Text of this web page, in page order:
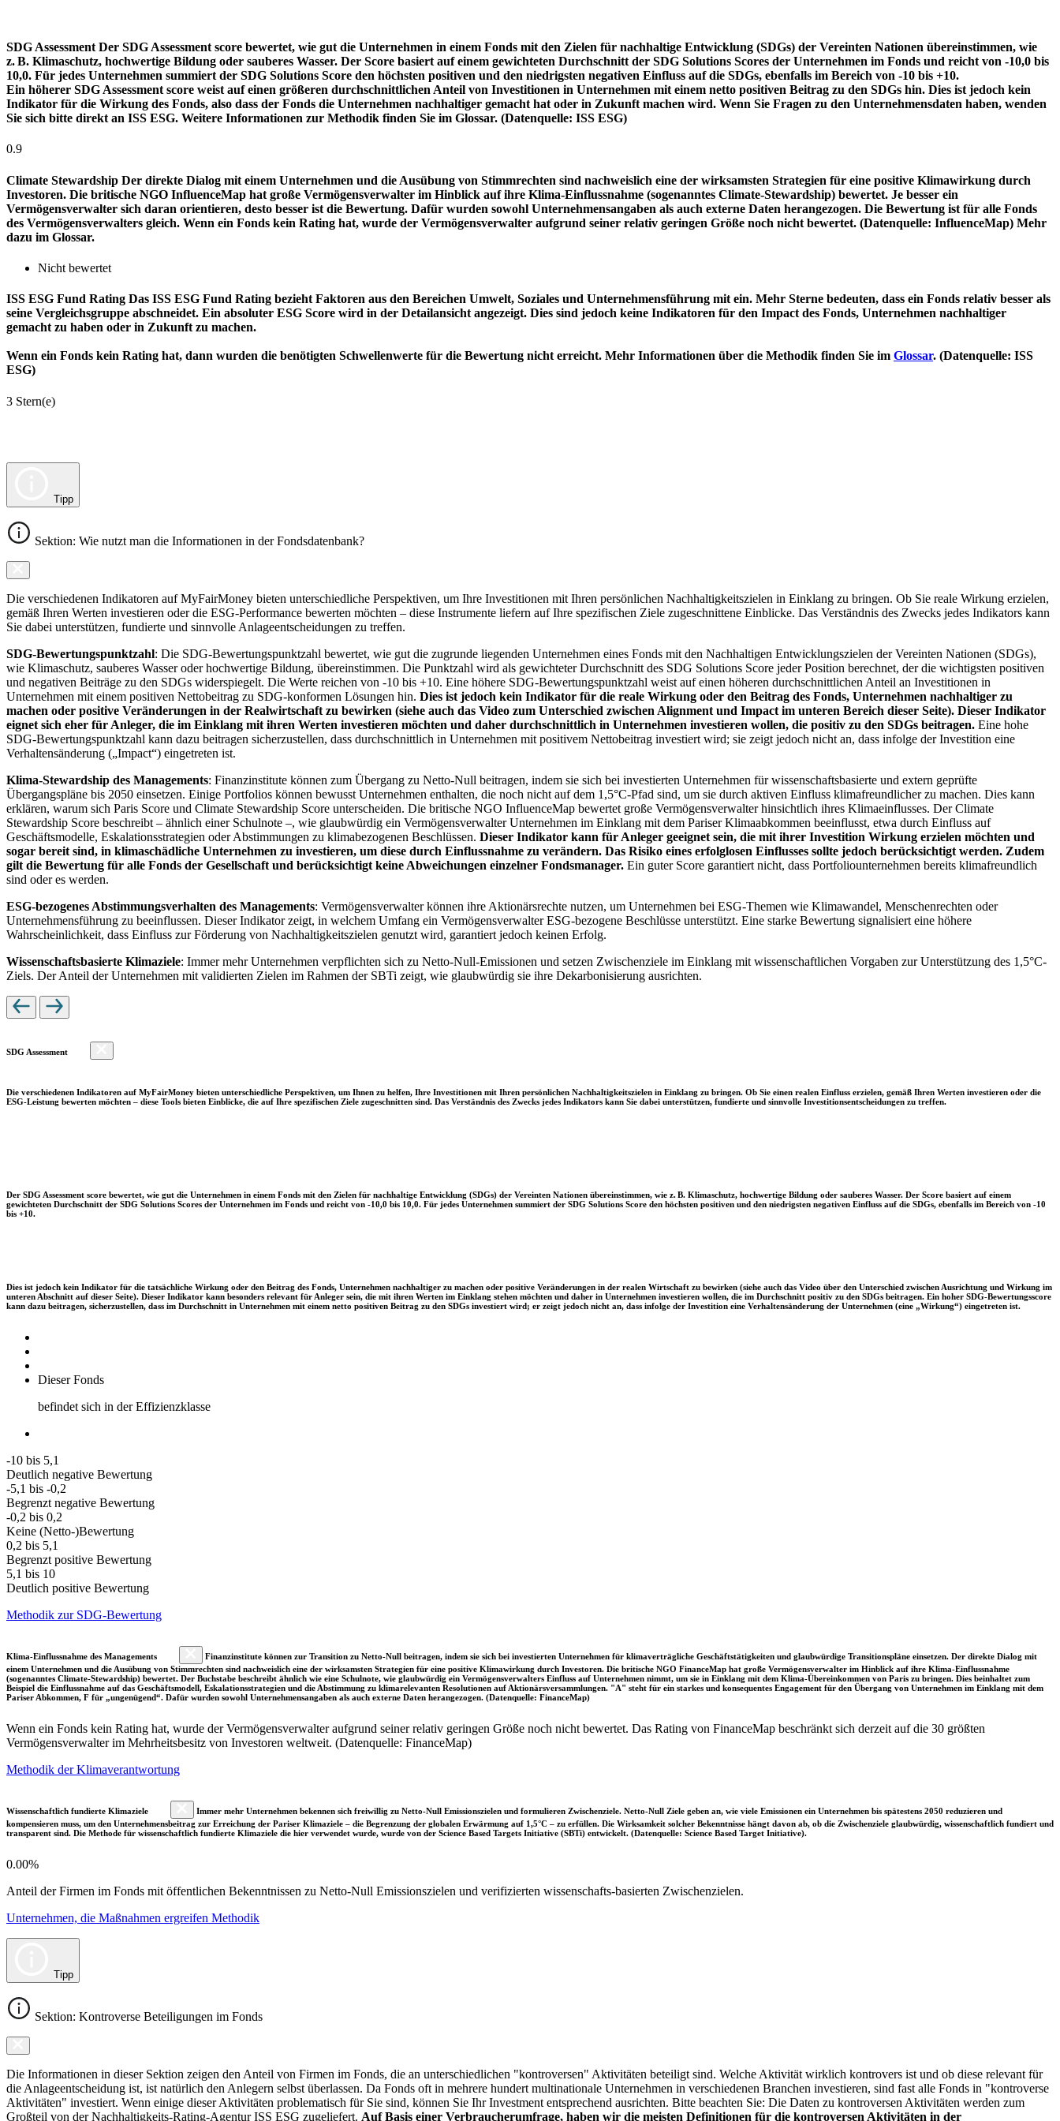
SDG Assessment Der SDG Assessment score bewertet, wie gut die Unternehmen in einem Fonds mit den Zielen für nachhaltige Entwicklung (SDGs) der Vereinten Nationen übereinstimmen, wie
z. B. Klimaschutz, hochwertige Bildung oder sauberes Wasser. Der Score basiert auf einem gewichteten Durchschnitt der SDG Solutions Scores der Unternehmen im Fonds und reicht von -10,0 bis
10,0. Für jedes Unternehmen summiert der SDG Solutions Score den höchsten positiven und den niedrigsten negativen Einfluss auf die SDGs, ebenfalls im Bereich von -10 bis +10.
Ein höherer SDG Assessment score weist auf einen größeren durchschnittlichen Anteil von Investitionen in Unternehmen mit einem netto positiven Beitrag zu den SDGs hin. Dies ist jedoch kein
Indikator für die Wirkung des Fonds, also dass der Fonds die Unternehmen nachhaltiger gemacht hat oder in Zukunft machen wird. Wenn Sie Fragen zu den Unternehmensdaten haben, wenden
Sie sich bitte direkt an ISS ESG. Weitere Informationen zur Methodik finden Sie im Glossar. (Datenquelle: ISS ESG)
0.9
Climate Stewardship Der direkte Dialog mit einem Unternehmen und die Ausübung von Stimmrechten sind nachweislich eine der wirksamsten Strategien für eine positive Klimawirkung durch
Investoren. Die britische NGO InfluenceMap hat große Vermögensverwalter im Hinblick auf ihre Klima-Einflussnahme (sogenanntes Climate-Stewardship) bewertet. Je besser ein
Vermögensverwalter sich daran orientieren, desto besser ist die Bewertung. Dafür wurden sowohl Unternehmensangaben als auch externe Daten herangezogen. Die Bewertung ist für alle Fonds
des Vermögensverwalters gleich. Wenn ein Fonds kein Rating hat, wurde der Vermögensverwalter aufgrund seiner relativ geringen Größe noch nicht bewertet. (Datenquelle: InfluenceMap) Mehr
dazu im Glossar.
Nicht bewertet
ISS ESG Fund Rating Das ISS ESG Fund Rating bezieht Faktoren aus den Bereichen Umwelt, Soziales und Unternehmensführung mit ein. Mehr Sterne bedeuten, dass ein Fonds relativ besser als
seine Vergleichsgruppe abschneidet. Ein absoluter ESG Score wird in der Detailansicht angezeigt. Dies sind jedoch keine Indikatoren für den Impact des Fonds, Unternehmen nachhaltiger
gemacht zu haben oder in Zukunft zu machen.
Wenn ein Fonds kein Rating hat, dann wurden die benötigten Schwellenwerte für die Bewertung nicht erreicht. Mehr Informationen über die Methodik finden Sie im Glossar. (Datenquelle: ISS
ESG)
3 Stern(e)
Tipp
Sektion: Wie nutzt man die Informationen in der Fondsdatenbank?
Die verschiedenen Indikatoren auf MyFairMoney bieten unterschiedliche Perspektiven, um Ihre Investitionen mit Ihren persönlichen Nachhaltigkeitszielen in Einklang zu bringen. Ob Sie reale Wirkung erzielen,
gemäß Ihren Werten investieren oder die ESG-Performance bewerten möchten – diese Instrumente liefern auf Ihre spezifischen Ziele zugeschnittene Einblicke. Das Verständnis des Zwecks jedes Indikators kann
Sie dabei unterstützen, fundierte und sinnvolle Anlageentscheidungen zu treffen.
SDG-Bewertungspunktzahl: Die SDG-Bewertungspunktzahl bewertet, wie gut die zugrunde liegenden Unternehmen eines Fonds mit den Nachhaltigen Entwicklungszielen der Vereinten Nationen (SDGs),
wie Klimaschutz, sauberes Wasser oder hochwertige Bildung, übereinstimmen. Die Punktzahl wird als gewichteter Durchschnitt des SDG Solutions Score jeder Position berechnet, der die wichtigsten positiven
und negativen Beiträge zu den SDGs widerspiegelt. Die Werte reichen von -10 bis +10. Eine höhere SDG-Bewertungspunktzahl weist auf einen höheren durchschnittlichen Anteil an Investitionen in
Unternehmen mit einem positiven Nettobeitrag zu SDG-konformen Lösungen hin. Dies ist jedoch kein Indikator für die reale Wirkung oder den Beitrag des Fonds, Unternehmen nachhaltiger zu
machen oder positive Veränderungen in der Realwirtschaft zu bewirken (siehe auch das Video zum Unterschied zwischen Alignment und Impact im unteren Bereich dieser Seite). Dieser Indikator
eignet sich eher für Anleger, die im Einklang mit ihren Werten investieren möchten und daher durchschnittlich in Unternehmen investieren wollen, die positiv zu den SDGs beitragen. Eine hohe
SDG-Bewertungspunktzahl kann dazu beitragen sicherzustellen, dass durchschnittlich in Unternehmen mit positivem Nettobeitrag investiert wird; sie zeigt jedoch nicht an, dass infolge der Investition eine
Verhaltensänderung („Impact“) eingetreten ist.
Klima-Stewardship des Managements: Finanzinstitute können zum Übergang zu Netto-Null beitragen, indem sie sich bei investierten Unternehmen für wissenschaftsbasierte und extern geprüfte
Übergangspläne bis 2050 einsetzen. Einige Portfolios können bewusst Unternehmen enthalten, die noch nicht auf dem 1,5°C-Pfad sind, um sie durch aktiven Einfluss klimafreundlicher zu machen. Dies kann
erklären, warum sich Paris Score und Climate Stewardship Score unterscheiden. Die britische NGO InfluenceMap bewertet große Vermögensverwalter hinsichtlich ihres Klimaeinflusses. Der Climate
Stewardship Score beschreibt – ähnlich einer Schulnote –, wie glaubwürdig ein Vermögensverwalter Unternehmen im Einklang mit dem Pariser Klimaabkommen beeinflusst, etwa durch Einfluss auf
Geschäftsmodelle, Eskalationsstrategien oder Abstimmungen zu klimabezogenen Beschlüssen. Dieser Indikator kann für Anleger geeignet sein, die mit ihrer Investition Wirkung erzielen möchten und
sogar bereit sind, in klimaschädliche Unternehmen zu investieren, um diese durch Einflussnahme zu verändern. Das Risiko eines erfolglosen Einflusses sollte jedoch berücksichtigt werden. Zudem
gilt die Bewertung für alle Fonds der Gesellschaft und berücksichtigt keine Abweichungen einzelner Fondsmanager. Ein guter Score garantiert nicht, dass Portfoliounternehmen bereits klimafreundlich
sind oder es werden.
ESG-bezogenes Abstimmungsverhalten des Managements: Vermögensverwalter können ihre Aktionärsrechte nutzen, um Unternehmen bei ESG-Themen wie Klimawandel, Menschenrechten oder
Unternehmensführung zu beeinflussen. Dieser Indikator zeigt, in welchem Umfang ein Vermögensverwalter ESG-bezogene Beschlüsse unterstützt. Eine starke Bewertung signalisiert eine höhere
Wahrscheinlichkeit, dass Einfluss zur Förderung von Nachhaltigkeitszielen genutzt wird, garantiert jedoch keinen Erfolg.
Wissenschaftsbasierte Klimaziele: Immer mehr Unternehmen verpflichten sich zu Netto-Null-Emissionen und setzen Zwischenziele im Einklang mit wissenschaftlichen Vorgaben zur Unterstützung des 1,5°C-
Ziels. Der Anteil der Unternehmen mit validierten Zielen im Rahmen der SBTi zeigt, wie glaubwürdig sie ihre Dekarbonisierung ausrichten.
SDG Assessment
Die verschiedenen Indikatoren auf MyFairMoney bieten unterschiedliche Perspektiven, um Ihnen zu helfen, Ihre Investitionen mit Ihren persönlichen Nachhaltigkeitszielen in Einklang zu bringen. Ob Sie einen realen Einfluss erzielen, gemäß Ihren Werten investieren oder die
ESG-Leistung bewerten möchten – diese Tools bieten Einblicke, die auf Ihre spezifischen Ziele zugeschnitten sind. Das Verständnis des Zwecks jedes Indikators kann Sie dabei unterstützen, fundierte und sinnvolle Investitionsentscheidungen zu treffen.
Der SDG Assessment score bewertet, wie gut die Unternehmen in einem Fonds mit den Zielen für nachhaltige Entwicklung (SDGs) der Vereinten Nationen übereinstimmen, wie z. B. Klimaschutz, hochwertige Bildung oder sauberes Wasser. Der Score basiert auf einem
gewichteten Durchschnitt der SDG Solutions Scores der Unternehmen im Fonds und reicht von -10,0 bis 10,0. Für jedes Unternehmen summiert der SDG Solutions Score den höchsten positiven und den niedrigsten negativen Einfluss auf die SDGs, ebenfalls im Bereich von -10
bis +10.
Dies ist jedoch kein Indikator für die tatsächliche Wirkung oder den Beitrag des Fonds, Unternehmen nachhaltiger zu machen oder positive Veränderungen in der realen Wirtschaft zu bewirken (siehe auch das Video über den Unterschied zwischen Ausrichtung und Wirkung im
unteren Abschnitt auf dieser Seite). Dieser Indikator kann besonders relevant für Anleger sein, die mit ihren Werten im Einklang stehen möchten und daher in Unternehmen investieren wollen, die im Durchschnitt positiv zu den SDGs beitragen. Ein hoher SDG-Bewertungsscore
kann dazu beitragen, sicherzustellen, dass im Durchschnitt in Unternehmen mit einem netto positiven Beitrag zu den SDGs investiert wird; er zeigt jedoch nicht an, dass infolge der Investition eine Verhaltensänderung der Unternehmen (eine „Wirkung“) eingetreten ist.
Dieser Fonds
befindet sich in der Effizienzklasse
-10 bis 5,1
Deutlich negative Bewertung
-5,1 bis -0,2
Begrenzt negative Bewertung
-0,2 bis 0,2
Keine (Netto-)Bewertung
0,2 bis 5,1
Begrenzt positive Bewertung
5,1 bis 10
Deutlich positive Bewertung
Methodik zur SDG-Bewertung
Klima-Einflussnahme des Managements
Finanzinstitute können zur Transition zu Netto-Null beitragen, indem sie sich bei investierten Unternehmen für klimaverträgliche Geschäftstätigkeiten und glaubwürdige Transitionspläne einsetzen. Der direkte Dialog mit
einem Unternehmen und die Ausübung von Stimmrechten sind nachweislich eine der wirksamsten Strategien für eine positive Klimawirkung durch Investoren. Die britische NGO FinanceMap hat große Vermögensverwalter im Hinblick auf ihre Klima-Einflussnahme
(sogenanntes Climate-Stewardship) bewertet. Der Buchstabe beschreibt ähnlich wie eine Schulnote, wie glaubwürdig ein Vermögensverwalters Einfluss auf Unternehmen nimmt, um sie in Einklang mit dem Klima-Übereinkommen von Paris zu bringen. Dies beinhaltet zum
Beispiel die Einflussnahme auf das Geschäftsmodell, Eskalationsstrategien und die Abstimmung zu klimarelevanten Resolutionen auf Aktionärsversammlungen. "A" steht für ein starkes und konsequentes Engagement für den Übergang von Unternehmen im Einklang mit dem
Pariser Abkommen, F für „ungenügend“. Dafür wurden sowohl Unternehmensangaben als auch externe Daten herangezogen. (Datenquelle: FinanceMap)
Wenn ein Fonds kein Rating hat, wurde der Vermögensverwalter aufgrund seiner relativ geringen Größe noch nicht bewertet. Das Rating von FinanceMap beschränkt sich derzeit auf die 30 größten
Vermögensverwalter im Mehrheitsbesitz von Investoren weltweit. (Datenquelle: FinanceMap)
Methodik der Klimaverantwortung
Wissenschaftlich fundierte Klimaziele
Immer mehr Unternehmen bekennen sich freiwillig zu Netto-Null Emissionszielen und formulieren Zwischenziele. Netto-Null Ziele geben an, wie viele Emissionen ein Unternehmen bis spätestens 2050 reduzieren und
kompensieren muss, um den Unternehmensbeitrag zur Erreichung der Pariser Klimaziele – die Begrenzung der globalen Erwärmung auf 1,5°C – zu erfüllen. Die Wirksamkeit solcher Bekenntnisse hängt davon ab, ob die Zwischenziele glaubwürdig, wissenschaftlich fundiert und
transparent sind. Die Methode für wissenschaftlich fundierte Klimaziele die hier verwendet wurde, wurde von der Science Based Targets Initiative (SBTi) entwickelt. (Datenquelle: Science Based Target Initiative).
0.00%
Anteil der Firmen im Fonds mit öffentlichen Bekenntnissen zu Netto-Null Emissionszielen und verifizierten wissenschafts-basierten Zwischenzielen.
Unternehmen, die Maßnahmen ergreifen Methodik
Tipp
Sektion: Kontroverse Beteiligungen im Fonds
Die Informationen in dieser Sektion zeigen den Anteil von Firmen im Fonds, die an unterschiedlichen "kontroversen" Aktivitäten beteiligt sind. Welche Aktivität wirklich kontrovers ist und ob diese relevant für
die Anlageentscheidung ist, ist natürlich den Anlegern selbst überlassen. Da Fonds oft in mehrere hundert multinationale Unternehmen in verschiedenen Branchen investieren, sind fast alle Fonds in "kontroverse
Aktivitäten" investiert. Wenn einige dieser Aktivitäten problematisch für Sie sind, können Sie Ihr Investment entsprechend ausrichten. Bitte beachten Sie: Die Daten zu kontroversen Aktivitäten werden zum
Großteil von der Nachhaltigkeits-Rating-Agentur ISS ESG zugeliefert. Auf Basis einer Verbraucherumfrage, haben wir die meisten Definitionen für die kontroversen Aktivitäten in der